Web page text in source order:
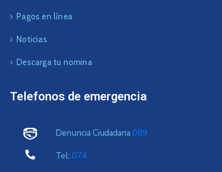
Pagos en línea
Noticias
Descarga tu nomina
Telefonos de emergencia
Denuncia Ciudadana 089
Tel: 074